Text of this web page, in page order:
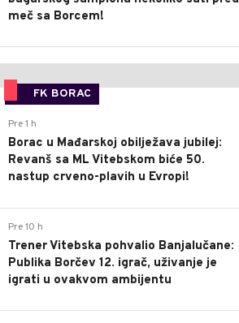
meč sa Borcem!
FK BORAC
Pre 1 h
Borac u Mađarskoj obilježava jubilej:
Revanš sa ML Vitebskom biće 50.
nastup crveno-plavih u Evropi!
Pre 10 h
Trener Vitebska pohvalio Banjalučane:
Publika Borčev 12. igrač, uživanje je
igrati u ovakvom ambijentu